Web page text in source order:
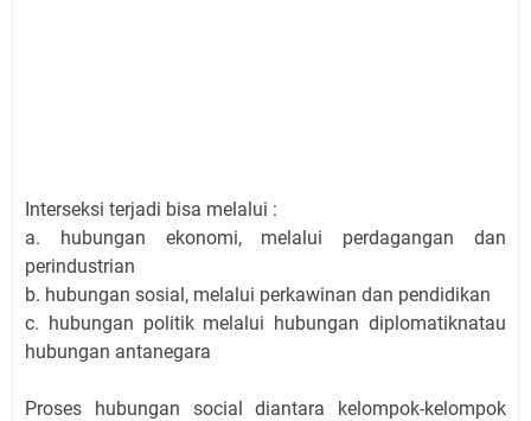
Interseksi terjadi bisa melalui :
a. hubungan ekonomi, melalui perdagangan dan
perindustrian
b. hubungan sosial, melalui perkawinan dan pendidikan
c. hubungan politik melalui hubungan diplomatiknatau
hubungan antanegara
Proses hubungan social diantara kelompok-kelompok